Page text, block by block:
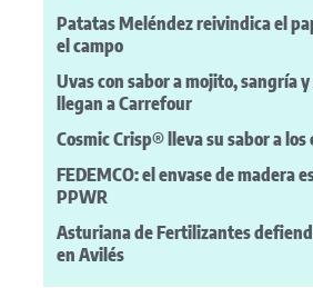
Patatas Meléndez reivindica el
el campo
Uvas con sabor a mojito, sangría
llegan a Carrefour
Cosmic Crisp® lleva su sabor a los
FEDEMCO: el envase de madera
PPWR
Asturiana de Fertilizantes
en Avilés